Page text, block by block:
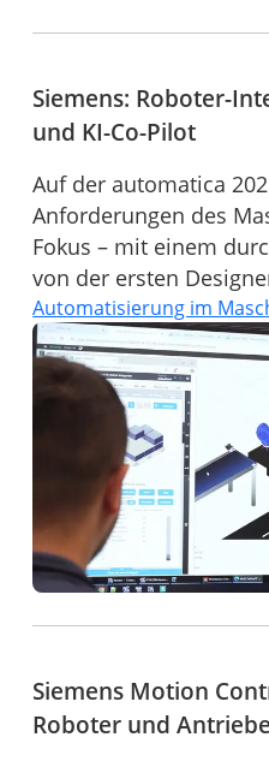
Siemens: Roboter-
und KI-Co-Pilot
Auf der automatica
Anforderungen des
Fokus – mit einem
von der ersten
Automatisierung im
Siemens Motion
Roboter und Antriebe